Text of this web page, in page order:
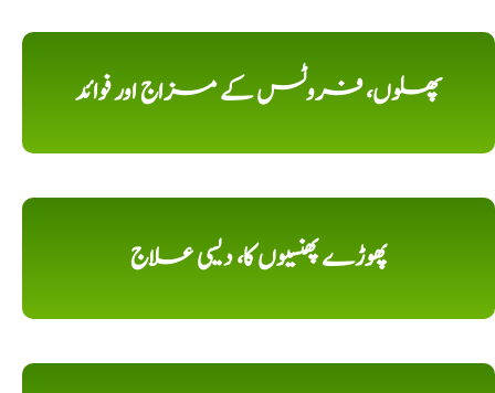
پھلوں، فروٹس کے مزاج اور فوائد
پھوڑے پھنسیوں کا، دیسی علاج